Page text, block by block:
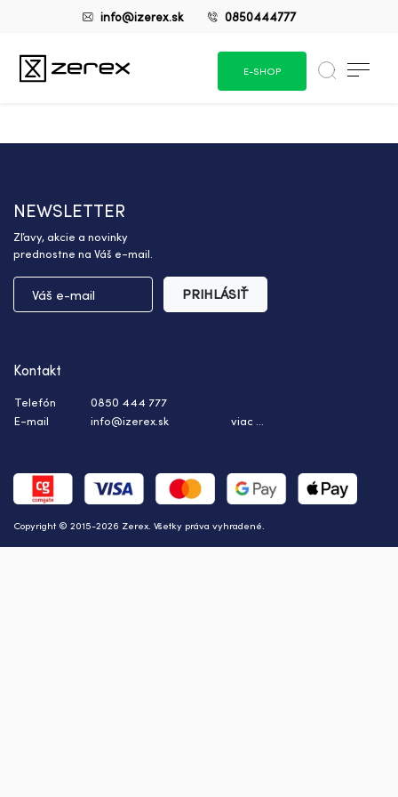
info@izerex.sk 0850444777
E-SHOP
NEWSLETTER
Zľavy, akcie a novinky
prednostne na Váš e-mail.
PRIHLÁSIŤ
Copyright © 2015-2026 Zerex. Všetky práva vyhradené.
Kontakt
Telefón
0850 444 777
E-mail
info@izerex.sk viac ...